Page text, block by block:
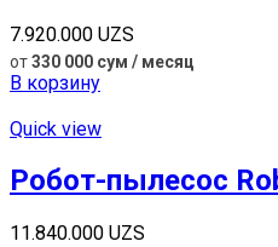
7.920.000 UZS
от330 000 сум / месяц
В корзину
Quick view
Робот-пылесос
11.840.000 UZS